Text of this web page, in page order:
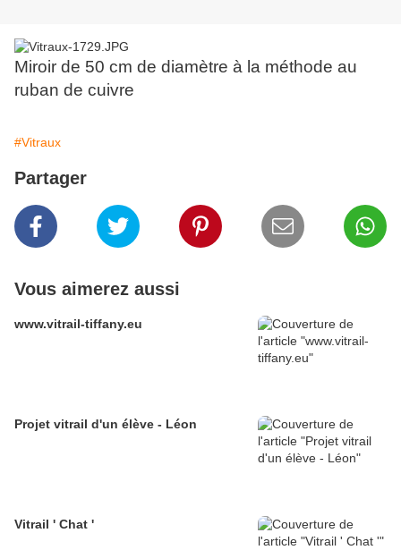
Miroir de 50 cm de diamètre à la méthode au
ruban de cuivre
#Vitraux
Partager
Vous aimerez aussi
www.vitrail-tiffany.eu
Projet vitrail d'un élève - Léon
Vitrail ' Chat '